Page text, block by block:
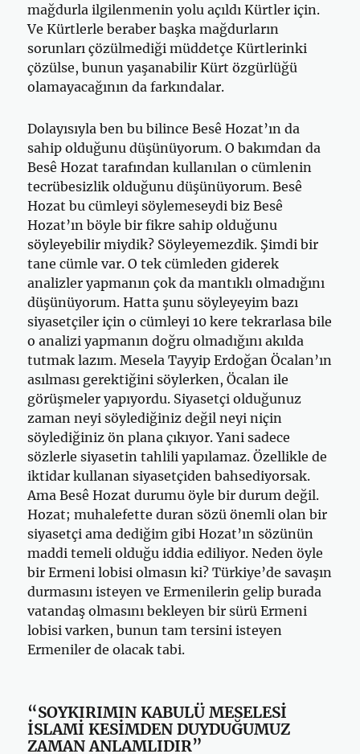
mağdurla ilgilenmenin yolu açıldı Kürtler için.
Ve Kürtlerle beraber başka mağdurların
sorunları çözülmediği müddetçe Kürtlerinki
çözülse, bunun yaşanabilir Kürt özgürlüğü
olamayacağının da farkındalar.
Dolayısıyla ben bu bilince Besê Hozat’ın da
sahip olduğunu düşünüyorum. O bakımdan da
Besê Hozat tarafından kullanılan o cümlenin
tecrübesizlik olduğunu düşünüyorum. Besê
Hozat bu cümleyi söylemeseydi biz Besê
Hozat’ın böyle bir fikre sahip olduğunu
söyleyebilir miydik? Söyleyemezdik. Şimdi bir
tane cümle var. O tek cümleden giderek
analizler yapmanın çok da mantıklı olmadığını
düşünüyorum. Hatta şunu söyleyeyim bazı
siyasetçiler için o cümleyi 10 kere tekrarlasa bile
o analizi yapmanın doğru olmadığını akılda
tutmak lazım. Mesela Tayyip Erdoğan Öcalan’ın
asılması gerektiğini söylerken, Öcalan ile
görüşmeler yapıyordu. Siyasetçi olduğunuz
zaman neyi söylediğiniz değil neyi niçin
söylediğiniz ön plana çıkıyor. Yani sadece
sözlerle siyasetin tahlili yapılamaz. Özellikle de
iktidar kullanan siyasetçiden bahsediyorsak.
Ama Besê Hozat durumu öyle bir durum değil.
Hozat; muhalefette duran sözü önemli olan bir
siyasetçi ama dediğim gibi Hozat’ın sözünün
maddi temeli olduğu iddia ediliyor. Neden öyle
bir Ermeni lobisi olmasın ki? Türkiye’de savaşın
durmasını isteyen ve Ermenilerin gelip burada
vatandaş olmasını bekleyen bir sürü Ermeni
lobisi varken, bunun tam tersini isteyen
Ermeniler de olacak tabi.
“SOYKIRIMIN KABULÜ MESELESİ
İSLAMİ KESİMDEN DUYDUĞUMUZ
ZAMAN ANLAMLIDIR”